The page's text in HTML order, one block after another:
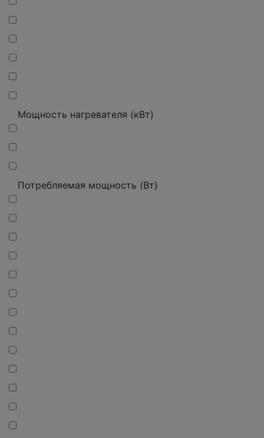
Мощность нагревателя (кВт)
Потребляемая мощность (Вт)